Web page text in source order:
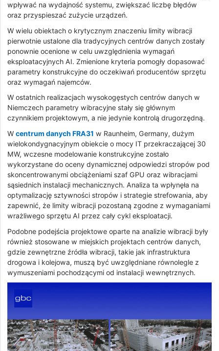
wpływać na wydajność systemu, zwiększać liczbę błędów
oraz przyspieszać zużycie urządzeń.
W wielu obiektach o krytycznym znaczeniu limity wibracji
pierwotnie ustalone dla tradycyjnych centrów danych zostały
ponownie ocenione w celu uwzględnienia wymagań
eksploatacyjnych AI. Zmienione kryteria pomogły dopasować
parametry konstrukcyjne do oczekiwań producentów sprzętu
oraz wymagań najemców.
W ostatnich realizacjach wysokogęstych centrów danych w
Niemczech parametry wibracyjne stały się głównym
czynnikiem projektowym, a nie jedynie kontrolą drugorzędną.
W centrum danych FRA31 w Raunheim, Germany, dużym
wielokondygnacyjnym obiekcie o mocy IT przekraczającej 30
MW, wczesne modelowanie konstrukcyjne zostało
wykorzystane do oceny dynamicznej odpowiedzi stropów pod
skoncentrowanymi obciążeniami szaf GPU oraz wibracjami
sąsiednich instalacji mechanicznych. Analiza ta wpłynęła na
optymalizację sztywności stropów i strategie strefowania, aby
zapewnić, że limity wibracji pozostaną zgodne z wymaganiami
wrażliwego sprzętu AI przez cały cykl eksploatacji.
Podobne podejścia projektowe oparte na analizie wibracji były
również stosowane w miejskich projektach centrów danych,
gdzie zewnętrzne źródła wibracji, takie jak infrastruktura
drogowa i kolejowa, muszą być uwzględniane równolegle z
wymuszeniami pochodzącymi od instalacji wewnętrznych.